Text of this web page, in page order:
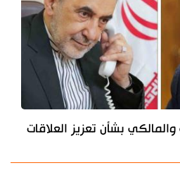
بشأن تعزيز العلاقات